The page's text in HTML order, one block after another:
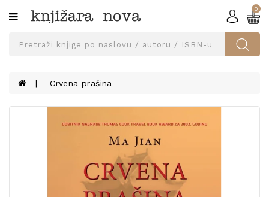
Kategorije
SVEUČILIŠNA
UDŽBENICI
KNJIGE
0
Crvena prašina